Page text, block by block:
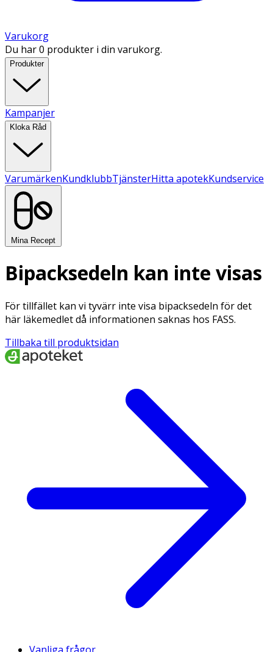
Varukorg
Du har 0 produkter i din varukorg.
Produkter
Kampanjer
Kloka Råd
VarumärkenKundklubbTjänsterHitta apotekKundservice
Mina Recept
Bipacksedeln kan inte visas
För tillfället kan vi tyvärr inte visa bipacksedeln för det
här läkemedlet då informationen saknas hos FASS.
Tillbaka till produktsidan